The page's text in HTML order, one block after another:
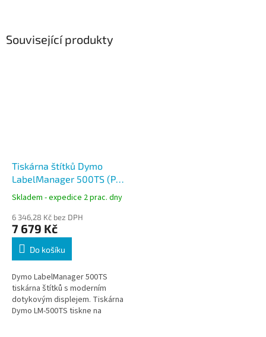
Související produkty
Tiskárna štítků Dymo
LabelManager 500TS (PC,
USB, QWERTY), S0946410
Skladem - expedice 2 prac. dny
6 346,28 Kč bez DPH
7 679 Kč
Do košíku
Dymo LabelManager 500TS
tiskárna štítků s moderním
dotykovým displejem. Tiskárna
Dymo LM-500TS tiskne na